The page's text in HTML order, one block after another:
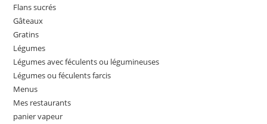
Flans sucrés
Gâteaux
Gratins
Légumes
Légumes avec féculents ou légumineuses
Légumes ou féculents farcis
Menus
Mes restaurants
panier vapeur